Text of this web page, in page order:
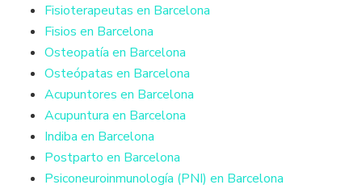
Fisioterapeutas en Barcelona
Fisios en Barcelona
Osteopatía en Barcelona
Osteópatas en Barcelona
Acupuntores en Barcelona
Acupuntura en Barcelona
Indiba en Barcelona
Postparto en Barcelona
Psiconeuroinmunología (PNI) en Barcelona